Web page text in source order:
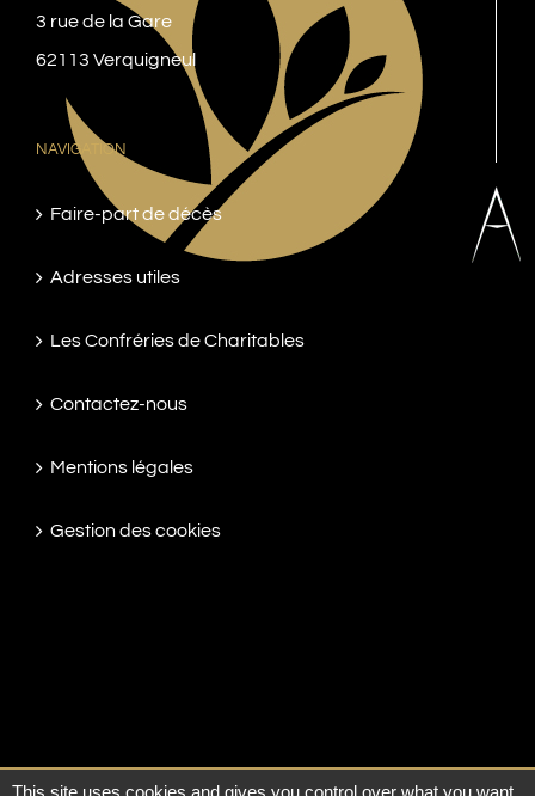
3 rue de la Gare
62113 Verquigneul
NAVIGATION
Faire-part de décès
Adresses utiles
Les Confréries de Charitables
Contactez-nous
Mentions légales
Gestion des cookies
This site uses cookies and gives you control over what you want